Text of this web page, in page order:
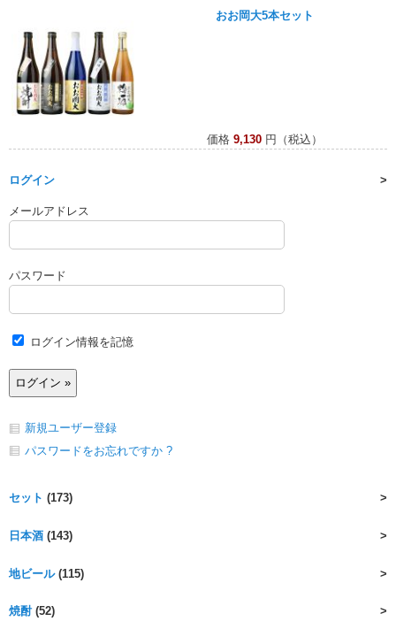
おお岡大5本セット
価格 9,130円（税込）
ログイン
メールアドレス
パスワード
ログイン情報を記憶
新規ユーザー登録
パスワードをお忘れですか ?
セット (173)
日本酒 (143)
地ビール(115)
焼酎(52)